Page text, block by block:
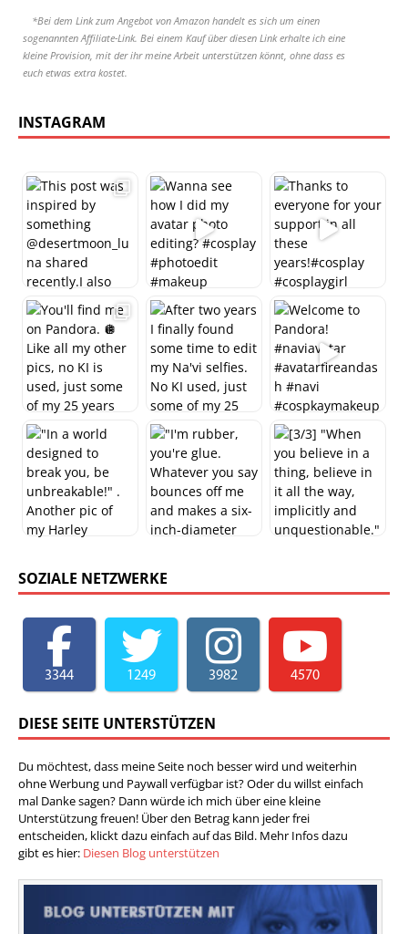
*Bei dem Link zum Angebot von Amazon handelt es sich um einen
sogenannten Affiliate-Link. Bei einem Kauf über diesen Link erhalte ich eine
kleine Provision, mit der ihr meine Arbeit unterstützen könnt, ohne dass es
euch etwas extra kostet.
INSTAGRAM
SOZIALE NETZWERKE
3344 1249 3982 4570
DIESE SEITE UNTERSTÜTZEN
Du möchtest, dass meine Seite noch besser wird und weiterhin
ohne Werbung und Paywall verfügbar ist? Oder du willst einfach
mal Danke sagen? Dann würde ich mich über eine kleine
Unterstützung freuen! Über den Betrag kann jeder frei
entscheiden, klickt dazu einfach auf das Bild. Mehr Infos dazu
gibt es hier: Diesen Blog unterstützen